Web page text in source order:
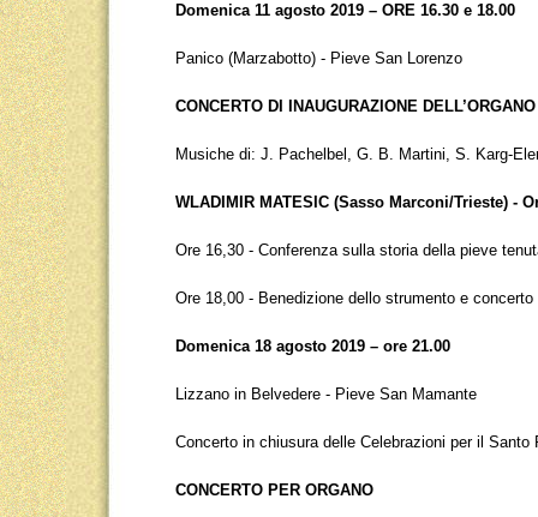
Domenica 11 agosto 2019 – ORE 16.30 e 18.00
Panico (Marzabotto) - Pieve San Lorenzo
CONCERTO DI INAUGURAZIONE
Musiche di: J. Pachelbel, G. B. Martini, S. Karg-
WLADIMIR MATESIC (Sasso Marconi/Trieste) -
Ore 16,30 - Conferenza sulla storia della pieve
Ore 18,00 - Benedizione dello strumento e concerto
Domenica 18 agosto 2019 – ore 21.00
Lizzano in Belvedere - Pieve San Mamante
Concerto in chiusura delle Celebrazioni per il
CONCERTO PER ORGANO